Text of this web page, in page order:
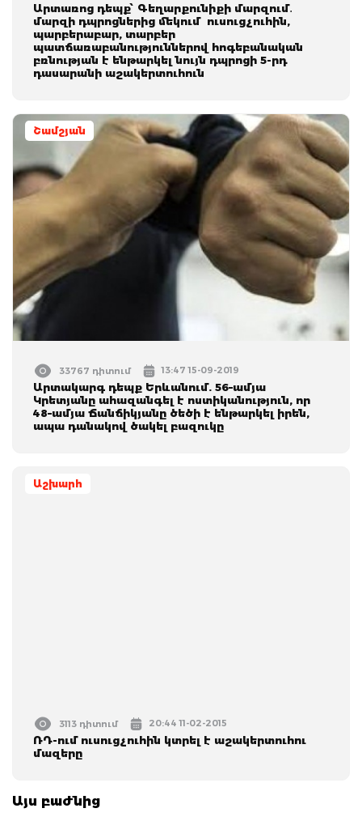
Արտառոց դեպք՝ Գեղարքունիքի մարզում․
մարզի դպրոցներից մեկում ուսուցչուհին,
պարբերաբար, տարբեր
պատճառաբանություններով հոգեբանական
բռնության է ենթարկել նույն դպրոցի 5-րդ
դասարանի աշակերտուհուն
Շամշյան
33767 դիտում 13:47 15-09-2019
Արտակարգ դեպք Երևանում. 56–ամյա
Կրետյանը ահազանգել է ոստիկանություն, որ
48–ամյա Ճանճիկյանը ծեծի է ենթարկել իրեն,
ապա դանակով ծակել բազուկը
Աշխարհ
3113 դիտում 20:44 11-02-2015
ՌԴ-ում ուսուցչուհին կտրել է աշակերտուհու
մազերը
Այս բաժնից